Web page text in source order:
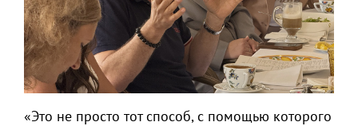
«Это не просто тот способ, с помощью которого